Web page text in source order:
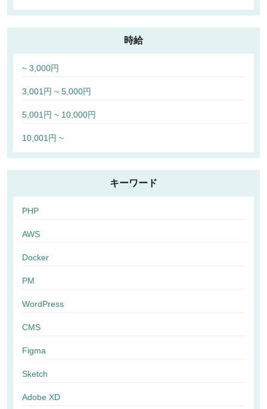
時給
~ 3,000円
3,001円 ~ 5,000円
5,001円 ~ 10,000円
10,001円 ~
キーワード
PHP
AWS
Docker
PM
WordPress
CMS
Figma
Sketch
Adobe XD